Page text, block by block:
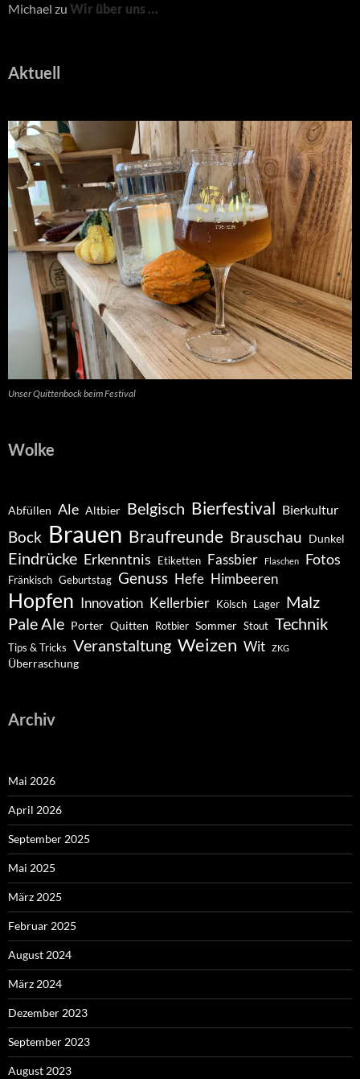
Michael zu Wir über uns …
Aktuell
Unser Quittenbock beim Festival
Wolke
Abfüllen Ale Altbier Belgisch Bierfestival Bierkultur
Bock Brauen Braufreunde Brauschau Dunkel
Eindrücke Erkenntnis Etiketten Fassbier Flaschen Fotos
Fränkisch Geburtstag Genuss Hefe Himbeeren
Hopfen Innovation Kellerbier Kölsch Lager Malz
Pale Ale Porter Quitten Rotbier Sommer Stout Technik
Tips & Tricks Veranstaltung Weizen Wit ZKG
Überraschung
Archiv
Mai 2026
April 2026
September 2025
Mai 2025
März 2025
Februar 2025
August 2024
März 2024
Dezember 2023
September 2023
August 2023